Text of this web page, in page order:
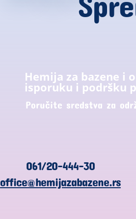
Hemija za bazene i
isporuku i podršku
Poručite sredstva za
061/20-444-30
office@hemijazabazene.rs